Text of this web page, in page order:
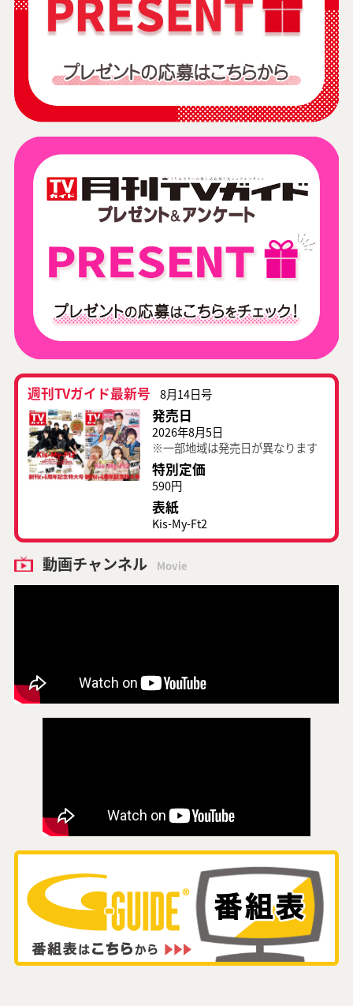
週刊TVガイド最新号 8月14日号
発売日
2026年8月5日
※一部地域は発売日が異なります
特別定価
590円
表紙
Kis-My-Ft2
動画チャンネル Movie